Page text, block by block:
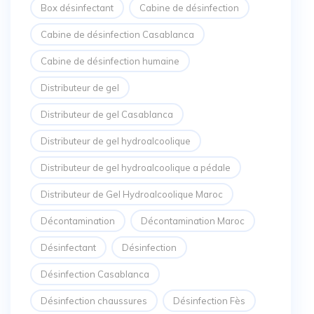
Box désinfectant Cabine de désinfection
Cabine de désinfection Casablanca
Cabine de désinfection humaine
Distributeur de gel
Distributeur de gel Casablanca
Distributeur de gel hydroalcoolique
Distributeur de gel hydroalcoolique a pédale
Distributeur de Gel Hydroalcoolique Maroc
Décontamination Décontamination Maroc
Désinfectant Désinfection
Désinfection Casablanca
Désinfection chaussures Désinfection Fès